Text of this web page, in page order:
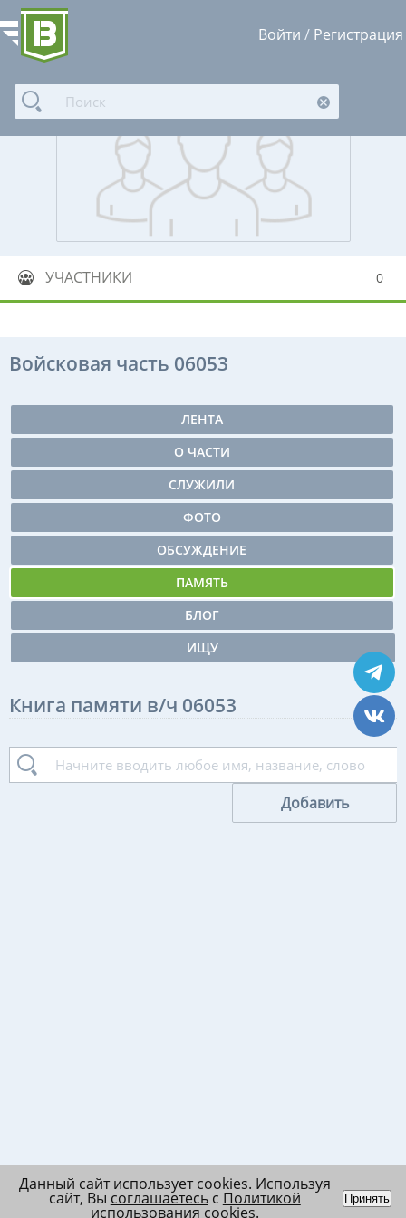
Войти / Регистрация
УЧАСТНИКИ 0
Войсковая часть 06053
ЛЕНТА
О ЧАСТИ
СЛУЖИЛИ
ФОТО
ОБСУЖДЕНИЕ
ПАМЯТЬ
БЛОГ
ИЩУ
Книга памяти в/ч 06053
Добавить
Данный сайт использует cookies. Используя
сайт, Вы соглашаетесьс Политикой
использования cookies.
Принять